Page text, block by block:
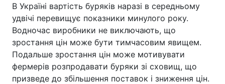
В Україні вартість буряків наразі в середньому
удвічі перевищує показники минулого року.
Водночас виробники не виключають, що
зростання цін може бути тимчасовим явищем.
Подальше зростання цін може мотивувати
фермерів розпродавати буряки зі сховищ, що
призведе до збільшення поставок і зниження цін.